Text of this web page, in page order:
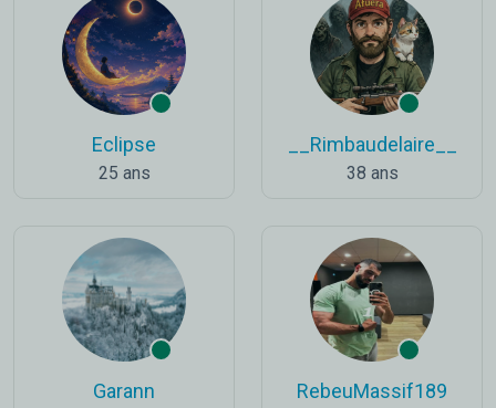
Eclipse
25 ans
__Rimbaudelaire__
38 ans
Garann RebeuMassif189